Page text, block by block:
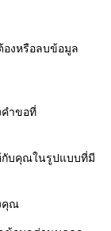
งหรือลบข้อมูล
ำขอที่
กับคุณในรูปแบบที่มี
คุณ